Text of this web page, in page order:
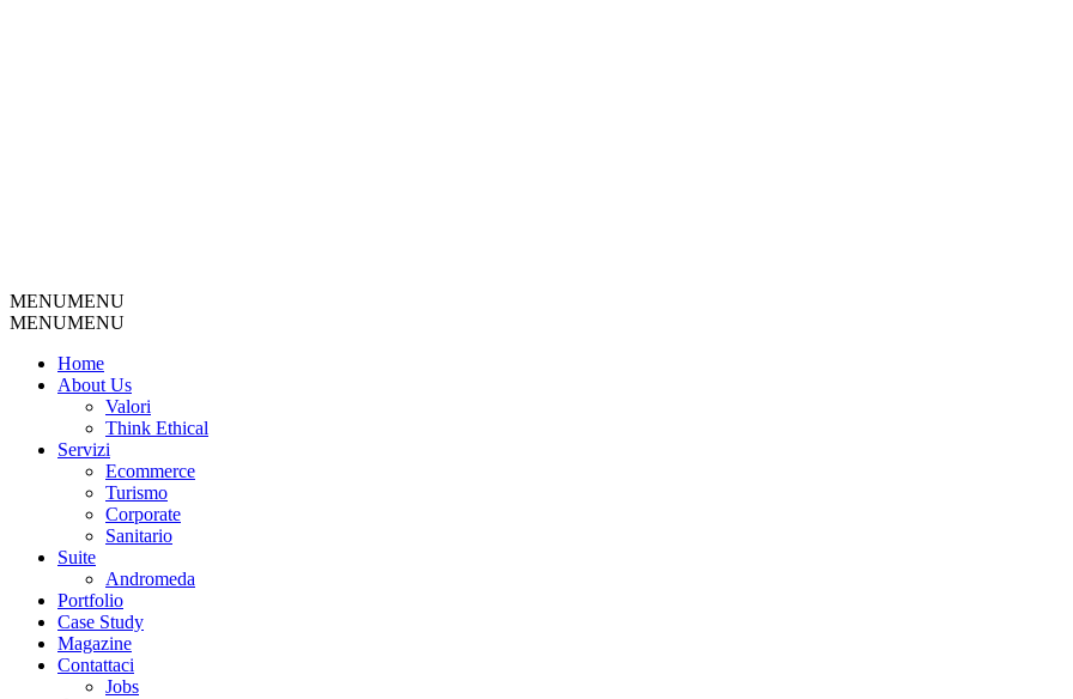
MENUMENU
MENUMENU
Home
About Us
Valori
Think Ethical
Servizi
Ecommerce
Turismo
Corporate
Sanitario
Suite
Andromeda
Portfolio
Case Study
Magazine
Contattaci
Jobs